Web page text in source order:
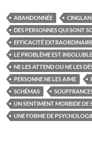
ABANDONNÉE
DES PERSONNES QUI SONT
EFFICACITÉ
LE PROBLÈME EST INSOLUBLE
NE LES ATTEND OU NE LES
PERSONNE NE LES AIME
SCHÉMAS
UN SENTIMENT MORBIDE DE
UNE FORME DE